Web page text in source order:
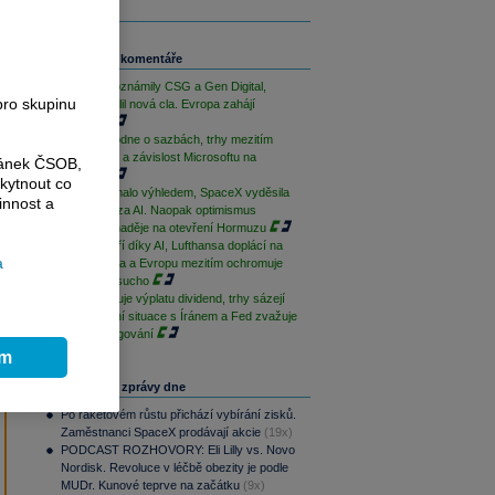
Související komentáře
Výsledky oznámily CSG a Gen Digital,
Trump uvalil nová cla. Evropa zahájí
ČNB rozhodne o sazbách, trhy mezitím
sledují Írán a závislost Microsoftu na
OpenAI
AMD zklamalo výhledem, SpaceX vyděsila
cenovkou za AI. Naopak optimismus
podporují naděje na otevření Hormuzu
Palantir září díky AI, Lufthansa doplácí na
drahá paliva a Evropu mezitím ochromuje
historické sucho
ČEZ zahajuje výplatu dividend, trhy sázejí
na uklidnění situace s Íránem a Fed zvažuje
změnu fungování
Nejčtenější zprávy dne
Po raketovém růstu přichází vybírání zisků.
Zaměstnanci SpaceX prodávají akcie (19x)
PODCAST ROZHOVORY: Eli Lilly vs. Novo
Nordisk. Revoluce v léčbě obezity je podle
MUDr. Kunové teprve na začátku (9x)
skupinu
ČSOB,
co
a